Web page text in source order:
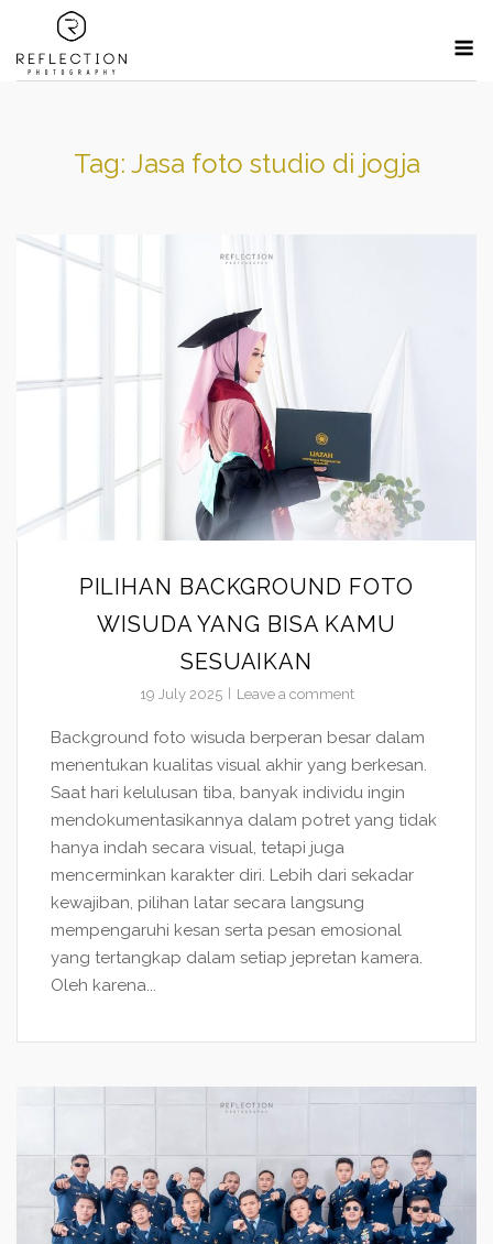
content
Tag: Jasa foto studio di jogja
PILIHAN BACKGROUND FOTO
WISUDA YANG BISA KAMU
SESUAIKAN
19 July 2025 Leave a comment
Background foto wisuda berperan besar dalam
menentukan kualitas visual akhir yang berkesan.
Saat hari kelulusan tiba, banyak individu ingin
mendokumentasikannya dalam potret yang tidak
hanya indah secara visual, tetapi juga
mencerminkan karakter diri. Lebih dari sekadar
kewajiban, pilihan latar secara langsung
mempengaruhi kesan serta pesan emosional
yang tertangkap dalam setiap jepretan kamera.
Oleh karena...